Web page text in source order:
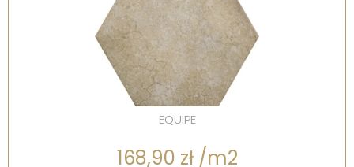
EQUIPE
168,90 zł /m2